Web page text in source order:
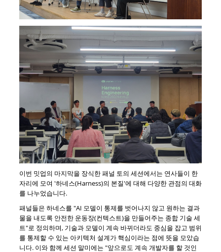
이번 밋업의 마지막을 장식한 패널 토의 세션에서는 연사들이 한
자리에 모여 '하네스(Harness)의 본질'에 대해 다양한 관점의 대화
를 나누었습니다.
패널들은 하네스를 "AI 모델이 통제를 벗어나지 않고 원하는 결과
물을 내도록 안전한 운동장(컨텍스트)을 만들어주는 종합 기술 세
트"로 정의하며, 기술과 모델이 계속 바뀌더라도 중심을 잡고 범위
를 통제할 수 있는 아키텍처 설계가 핵심이라는 점에 뜻을 모았습
니다. 이와 함께 세션 말미에는 "앞으로도 계속 개발자를 할 것인